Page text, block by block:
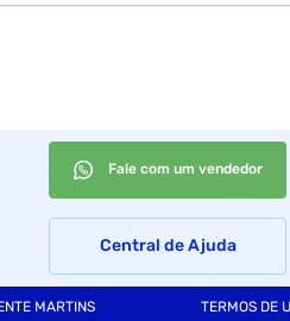
Fale com um vendedor
Central de Ajuda
MARTINS TERMOS DE